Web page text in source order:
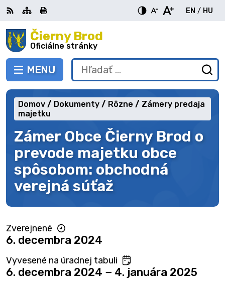
Preskočiť
na
obsah Čierny Brod
Oficiálne stránky
PREPNÚŤ
MENU
RSS MapaTlačiť
EN
English
/ HU
Hľadať:
Zámer Obce Čierny Brod o
prevode majetku obce
spôsobom: obchodná
verejná súťaž
Domov Dokumenty Rôzne
Zámery predaja
majetku
Zverejnené
6. decembra 2024
Vyvesené na úradnej tabuli
6. decembra 2024 − 4. januára 2025